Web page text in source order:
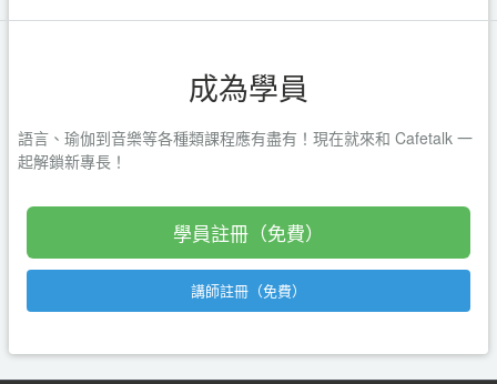
成為學員
語言、瑜伽到音樂等各種類課程應有盡有！現在就來和 Cafetalk 一
起解鎖新專長！
學員註冊（免費）
講師註冊（免費）